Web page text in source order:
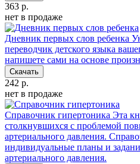
363 р.
нет в продаже
Дневник первых слов ребенка
переводчик детского языка
напишете сами на основе
Скачать
242 р.
нет в продаже
Справочник гипертоника Эта
столкнувшихся с проблемой
артериального давления.
индивидуальные планы и
артериального давления.